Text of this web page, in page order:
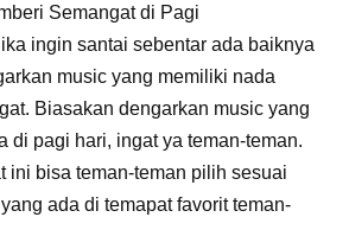
Semangat di Pagi
ingin santai sebentar ada baiknya
music yang memiliki nada
Biasakan dengarkan music yang
di pagi hari, ingat ya teman-teman.
ini bisa teman-teman pilih sesuai
ada di temapat favorit teman-